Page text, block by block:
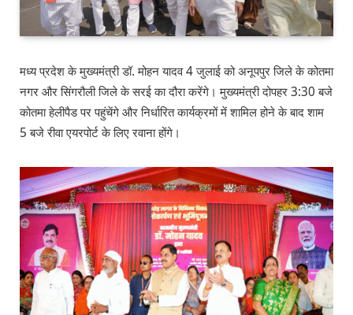
मध्य प्रदेश के मुख्यमंत्री डॉ. मोहन यादव 4 जुलाई को अनूपपुर जिले के कोतमा
नगर और सिंगरौली जिले के सरई का दौरा करेंगे। मुख्यमंत्री दोपहर 3:30 बजे
कोतमा हेलीपैड पर पहुंचेंगे और निर्धारित कार्यक्रमों में शामिल होने के बाद शाम
5 बजे रीवा एयरपोर्ट के लिए रवाना होंगे।